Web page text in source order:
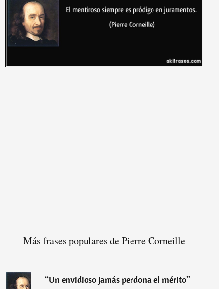
Más frases populares de Pierre Corneille
“Un envidioso jamás perdona el mérito”